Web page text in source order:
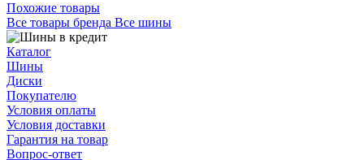
Похожие товары
Все товары бренда Все шины
Каталог
Шины
Диски
Покупателю
Условия оплаты
Условия доставки
Гарантия на товар
Вопрос-ответ